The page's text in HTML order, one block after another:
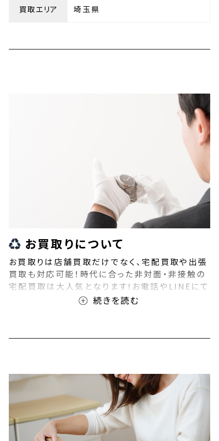
買取エリア 埼玉県
お買取りについて
お買取りは店舗買取だけでなく、宅配買取や出張
買取も対応可能！時代に合った非対面・非接触の
宅配買取は大人気となります!お電話やLINEにて
事前査定が可能となっております！また無料の宅